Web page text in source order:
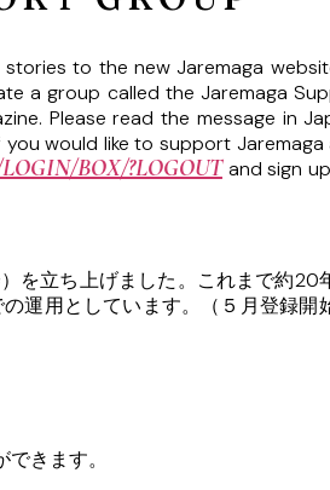
to the new Jaremaga
a group called the Jaremaga
Please read the message in
would like to support Jaremaga
BOX/?LOGOUTand sign
を立ち上げました。これまで約20
運用としています。（５月登録開
きます。